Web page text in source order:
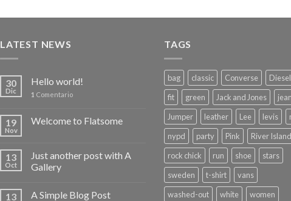
LATEST NEWS
30
Dic
Hello world!
1 Comentario
19
Nov
Welcome to Flatsome
13
Oct
Just another post with A
Gallery
13 A Simple Blog Post
TAGS
bag classic Converse
Diesel
fit
green Jack and Jones
Jumper
leather Lee levis
nypd
party Pink
River Island
rock chick
run shoe
stars
sweden
t-shirt
vans
washed-out
white women